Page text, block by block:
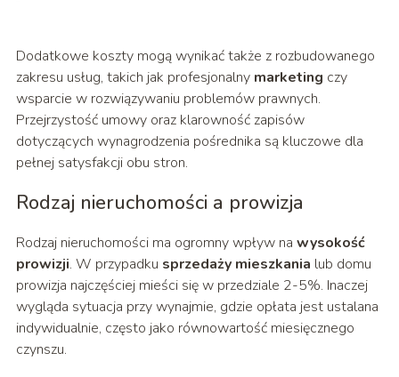
Dodatkowe koszty mogą wynikać także z rozbudowanego
zakresu usług, takich jak profesjonalny marketing czy
wsparcie w rozwiązywaniu problemów prawnych.
Przejrzystość umowy oraz klarowność zapisów
dotyczących wynagrodzenia pośrednika są kluczowe dla
pełnej satysfakcji obu stron.
Rodzaj nieruchomości a prowizja
Rodzaj nieruchomości ma ogromny wpływ na wysokość
prowizji. W przypadku sprzedaży mieszkania lub domu
prowizja najczęściej mieści się w przedziale 2-5%. Inaczej
wygląda sytuacja przy wynajmie, gdzie opłata jest ustalana
indywidualnie, często jako równowartość miesięcznego
czynszu.